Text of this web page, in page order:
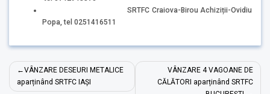
SRTFC Craiova-Birou Achiziții-Ovidiu
Popa, tel 0251416511
Navigare
în
VÂNZARE DESEURI METALICE
aparținând SRTFC IAȘI
VÂNZARE 4 VAGOANE DE
CĂLĂTORI aparținând SRTFC